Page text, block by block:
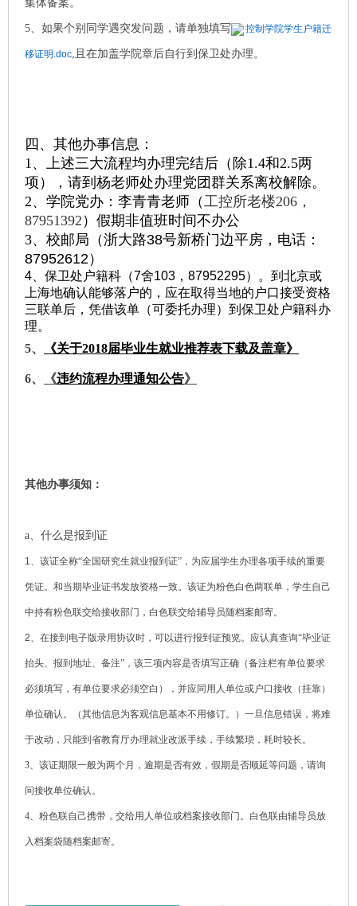
集体备案。
5、如果个别同学遇突发问题，请单独填写 控制学院学生户籍迁
移证明.doc,且在加盖学院章后自行到保卫处办理。
四、其他办事信息：
1、上述三大流程均办理完结后（除1.4和2.5两
项），请到杨老师处办理党团群关系离校解除。
2、学院党办：李青青老师（工控所老楼206，
87951392 ）假期非值班时间不办公
3、校邮局（浙大路38号新桥门边平房，电话：
87952612）
4 、保卫处户籍科（7舍103 ， 87952295）。到北京或
上海地确认能够落户的，应在取得当地的户口接受资格
三联单后，凭借该单（可委托办理）到保卫处户籍科办
理。
5、
《关于2018届毕业生就业推荐表下载及盖章》
6、 《违约流程办理通知公告》
其他办事须知：
a、什么是报到证
1、该证全称“全国研究生就业报到证”，为应届学生办理各项手续的重要
凭证。和当期毕业证书发放资格一致。该证为粉色白色两联单，学生自己
中持有粉色联交给接收部门，白色联交给辅导员随档案邮寄。
2、在接到电子版录用协议时，可以进行报到证预览。应认真查询“毕业证
抬头、报到地址、备注”，该三项内容是否填写正确（备注栏有单位要求
必须填写，有单位要求必须空白），并应同用人单位或户口接收（挂靠）
单位确认。（其他信息为客观信息基本不用修订。）一旦信息错误，将难
于改动，只能到省教育厅办理就业改派手续，手续繁琐，耗时较长。
3、该证期限一般为两个月，逾期是否有效，假期是否顺延等问题，请询
问接收单位确认。
4、粉色联自己携带，交给用人单位或档案接收部门。白色联由辅导员放
入档案袋随档案邮寄。